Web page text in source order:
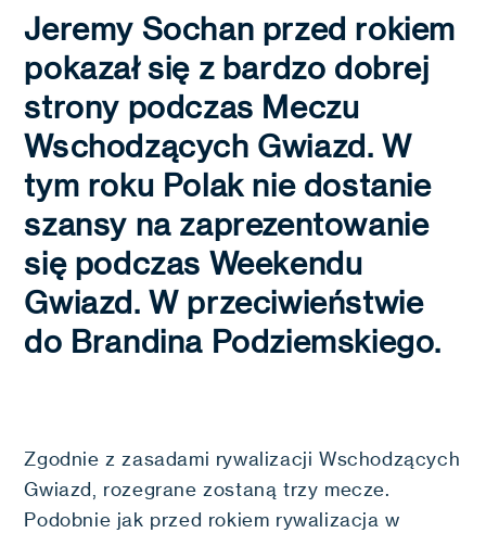
Jeremy Sochan przed rokiem
pokazał się z bardzo dobrej
strony podczas Meczu
Wschodzących Gwiazd. W
tym roku Polak nie dostanie
szansy na zaprezentowanie
się podczas Weekendu
Gwiazd. W przeciwieństwie
do Brandina Podziemskiego.
Zgodnie z zasadami rywalizacji Wschodzących
Gwiazd, rozegrane zostaną trzy mecze.
Podobnie jak przed rokiem rywalizacja w